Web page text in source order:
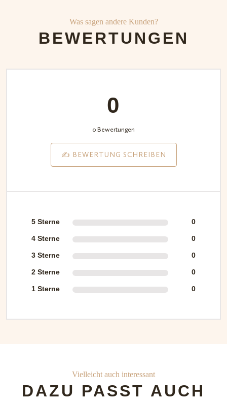
Was sagen andere Kunden?
BEWERTUNGEN
0
0 Bewertungen
✍️ BEWERTUNG SCHREIBEN
5 Sterne 0
4 Sterne 0
3 Sterne 0
2 Sterne 0
1 Sterne 0
Vielleicht auch interessant
DAZU PASST AUCH